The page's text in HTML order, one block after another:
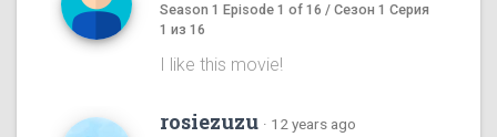
Season 1 Episode 1 of 16 / Сезон 1 Серия
1 из 16
I like this movie!
rosiezuzu · 12 years ago